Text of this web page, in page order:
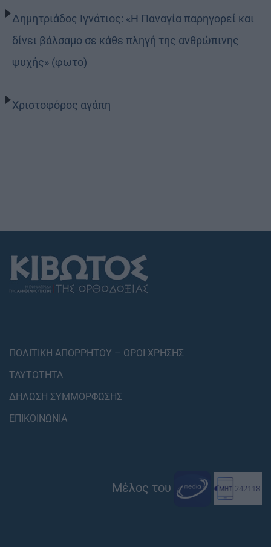
Δημητριάδος Ιγνάτιος: «Η Παναγία παρηγορεί και
δίνει βάλσαμο σε κάθε πληγή της ανθρώπινης
ψυχής» (φωτο)
Χριστοφόρος αγάπη
ΠΟΛΙΤΙΚΗ ΑΠΟΡΡΗΤΟΥ – ΟΡΟΙ ΧΡΗΣΗΣ
ΤΑΥΤΟΤΗΤΑ
ΔΗΛΩΣΗ ΣΥΜΜΟΡΦΩΣΗΣ
ΕΠΙΚΟΙΝΩΝΙΑ
Μέλος του